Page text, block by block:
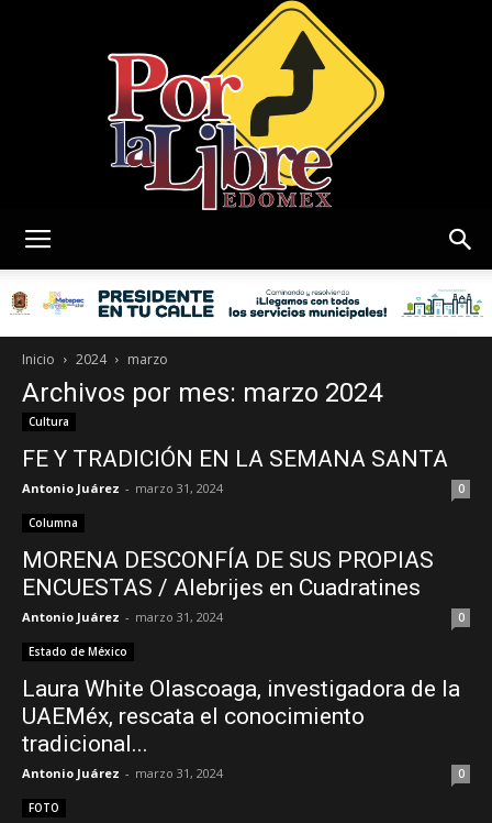
Libre
–
Inicio 2024 marzo
Archivos por mes: marzo 2024
Cultura
FE Y TRADICIÓN EN LA SEMANA SANTA
Antonio Juárez - marzo 31, 2024 0
Columna
MORENA DESCONFÍA DE SUS PROPIAS
ENCUESTAS / Alebrijes en Cuadratines
Antonio Juárez - marzo 31, 2024 0
Estado de México
Laura White Olascoaga, investigadora de la
UAEMéx, rescata el conocimiento
tradicional...
Antonio Juárez - marzo 31, 2024 0
FOTO